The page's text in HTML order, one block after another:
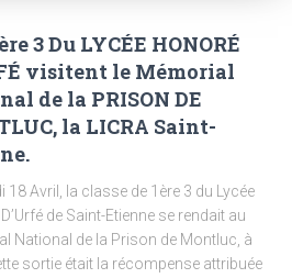
3 Du LYCÉE HONORÉ
visitent le Mémorial
de la PRISON DE
la LICRA Saint-
18 Avril, la classe de 1ère 3 du Lycée
de Saint-Etienne se rendait au
National de la Prison de Montluc, à
sortie était la récompense attribuée